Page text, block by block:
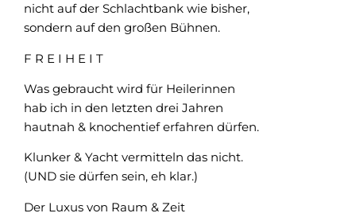
nicht auf der Schlachtbank wie bisher,
sondern auf den großen Bühnen.
F R E I H E I T
Was gebraucht wird für Heilerinnen
hab ich in den letzten drei Jahren
hautnah & knochentief erfahren dürfen.
Klunker & Yacht vermitteln das nicht.
(UND sie dürfen sein, eh klar.)
Der Luxus von Raum & Zeit